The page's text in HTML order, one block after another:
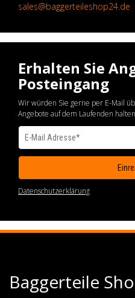
sales@baggerteileshop24.de
Erhalten Sie
Posteingang
Wir würden Sie gerne per E-Mail
Angebote auf dem Laufenden halten
Datenschutzerklärung
Baggerteile